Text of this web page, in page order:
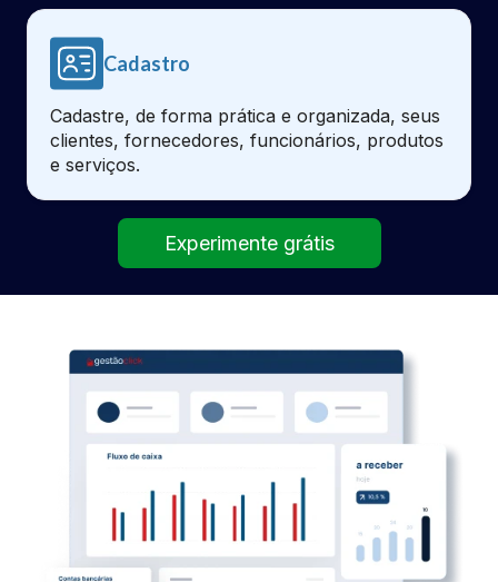
Cadastro
Cadastre, de forma prática e organizada, seus
clientes, fornecedores, funcionários, produtos
e serviços.
Experimente grátis